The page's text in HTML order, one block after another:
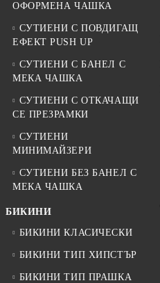
ОФОРМЕНА ЧАШКА
СУТИЕНИ С ПОВДИГАЩ
ЕФЕКТ PUSH UP
СУТИЕНИ С БАНЕЛ С
МЕКА ЧАШКА
СУТИЕНИ С ОТКАЧАЩИ
СЕ ПРЕЗРАМКИ
СУТИЕНИ
МИНИМАЙЗЕРИ
СУТИЕНИ БЕЗ БАНЕЛ С
МЕКА ЧАШКА
БИКИНИ
БИКИНИ КЛАСИЧЕСКИ
БИКИНИ ТИП ХИПСТЪР
БИКИНИ ТИП ПРАШКА